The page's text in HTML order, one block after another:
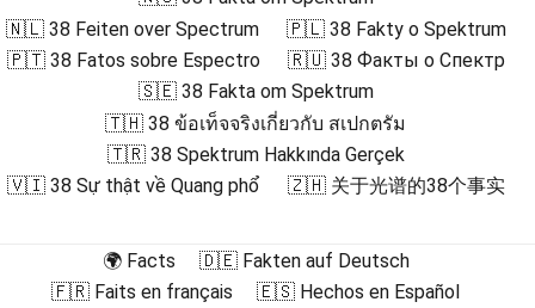
🇳🇱 38 Feiten over Spectrum
🇵🇱 38 Fakty o Spektrum
🇵🇹 38 Fatos sobre Espectro
🇷🇺 38 Факты о Спектр
🇸🇪 38 Fakta om Spektrum
🇹🇭 38 ข้อเท็จจริงเกี่ยวกับ สเปกตรัม
🇹🇷 38 Spektrum Hakkında Gerçek
🇻🇮 38 Sự thật về Quang phổ
🇿🇭 关于光谱的38个事实
🌍 Facts
🇩🇪 Fakten auf Deutsch
🇫🇷 Faits en français
🇪🇸 Hechos en Español